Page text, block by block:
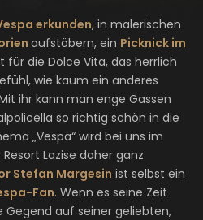
erkunden, in malerischen
aufstöbern, ein Picknick im
für die Dolce Vita, das herrlich
wie kaum ein anderes
ihr kann man enge Gassen
so richtig schön in die
„Vespa“ wird bei uns im
Lazise daher ganz
Stefan Margesin ist selbst ein
Fan. Wenn es seine Zeit
Gegend auf seiner geliebten,